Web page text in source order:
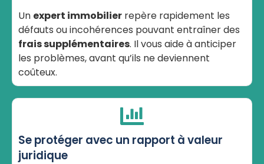
Un expert immobilier repère rapidement les
défauts ou incohérences pouvant entraîner des
frais supplémentaires. Il vous aide à anticiper
les problèmes, avant qu’ils ne deviennent
coûteux.
Se protéger avec un rapport à valeur
juridique